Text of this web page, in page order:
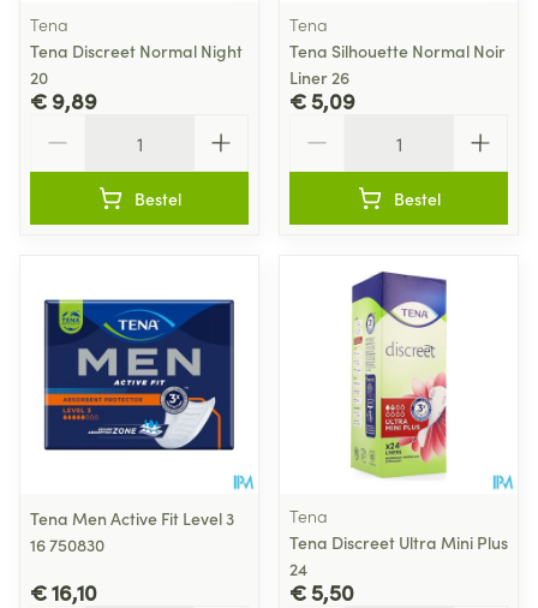
Tena
Tena Discreet Normal Night
20
€ 9,89
Bestel
Tena
Tena Silhouette Normal Noir
Liner 26
€ 5,09
Bestel
Tena Men Active Fit Level 3
16 750830
€ 16,10
Tena
Tena Discreet Ultra Mini Plus
24
€ 5,50